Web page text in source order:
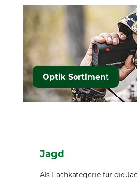
Optik Sortiment
Jagd
Als Fachkategorie für die